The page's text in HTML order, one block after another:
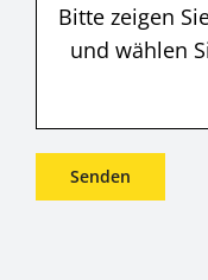
Bitte zeigen
und wählen